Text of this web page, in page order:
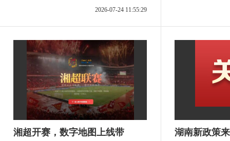
2026-07-24 11:55:29
湘超开赛，数字地图上线带
湖南新政策